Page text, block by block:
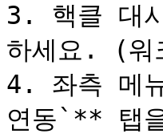
3. 핵클 대
하세요. (워
4. 좌측 메
연동`** 탭